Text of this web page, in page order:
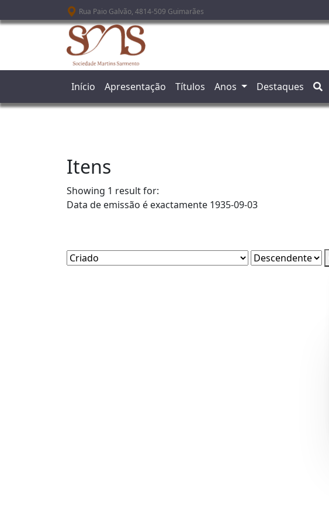
Passar para o conteúdo principal
Rua Paio Galvão, 4814-509 Guimarães
Início Apresentação Títulos Anos Destaques
Itens
Showing 1 result for:
Data de emissão é exactamente 1935-09-03